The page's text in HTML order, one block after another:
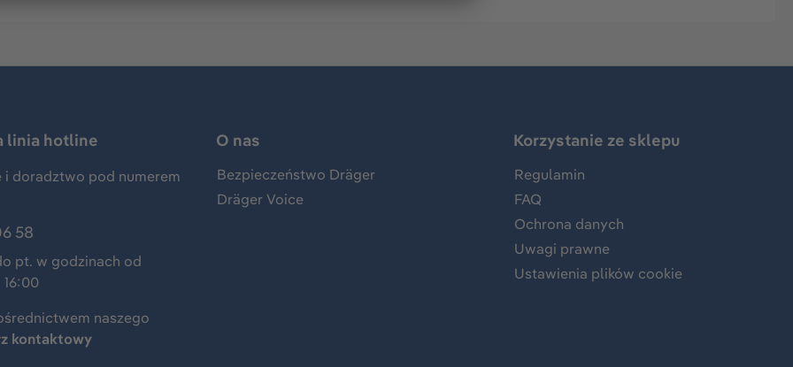
linia hotline
i doradztwo pod numerem
58
pt. w godzinach od
naszego
kontaktowy
O nas
Bezpieczeństwo Dräger
Dräger Voice
Korzystanie ze sklepu
Regulamin
FAQ
Ochrona danych
Uwagi prawne
Ustawienia plików cookie